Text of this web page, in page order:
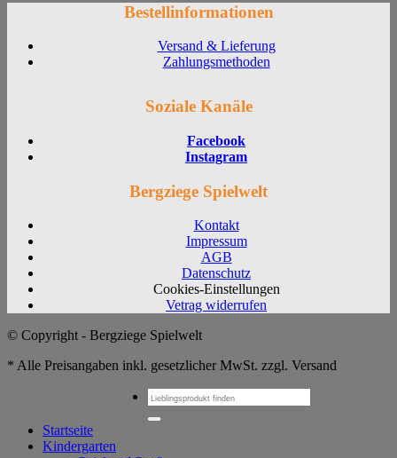
Bestellinformationen
Versand & Lieferung
Zahlungsmethoden
Soziale Kanäle
Facebook
Instagram
Bergziege Spielwelt
Kontakt
Impressum
AGB
Datenschutz
Cookies-Einstellungen
Vetrag widerrufen
© Copyright - Bergziege Spielwelt
* Alle Preisangaben inkl. gesetzlicher MwSt. zzgl. Versand
Suchen
Startseite
Kindergarten